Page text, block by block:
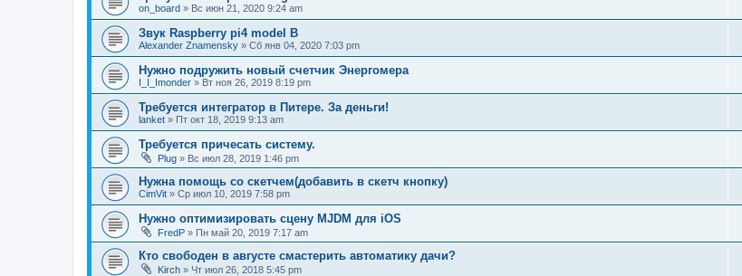
on_board » Вс июн 21, 2020 9:24 am
Звук Raspberry pi4 model B
Alexander Znamensky » Сб янв 04, 2020 7:03 pm
Нужно подружить новый счетчик Энергомера
I_I_Imonder » Вт ноя 26, 2019 8:19 pm
Требуется интегратор в Питере. За деньги!
lanket » Пт окт 18, 2019 9:13 am
Требуется причесать систему.
Plug » Вс июл 28, 2019 1:46 pm
Нужна помощь со скетчем(добавить в скетч кнопку)
CimVit » Ср июл 10, 2019 7:58 pm
Нужно оптимизировать сцену MJDM для iOS
FredP » Пн май 20, 2019 7:17 am
Кто свободен в августе смастерить автоматику дачи?
Kirch » Чт июл 26, 2018 5:45 pm